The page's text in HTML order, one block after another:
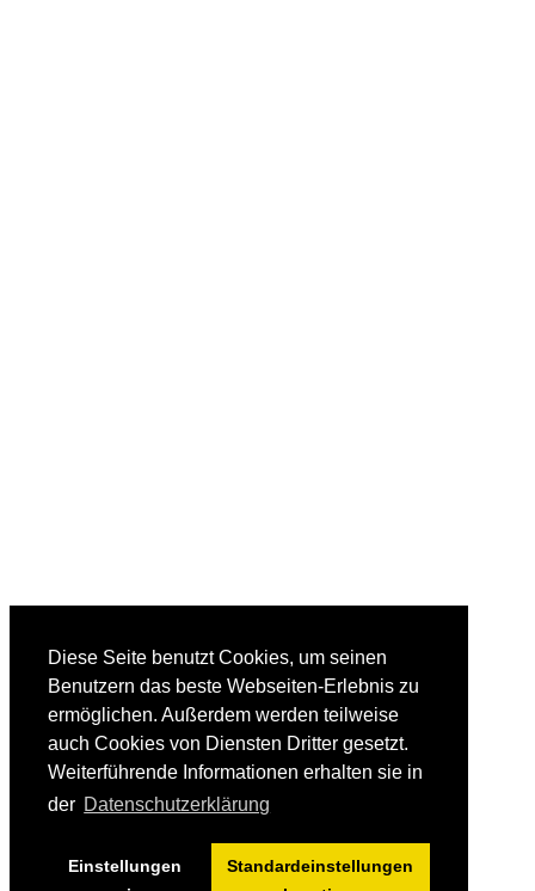
Diese Seite benutzt Cookies, um seinen
Benutzern das beste Webseiten-Erlebnis zu
ermöglichen. Außerdem werden teilweise
auch Cookies von Diensten Dritter gesetzt.
Weiterführende Informationen erhalten sie in
der Datenschutzerklärung
Einstellungen
Standardeinstellungen